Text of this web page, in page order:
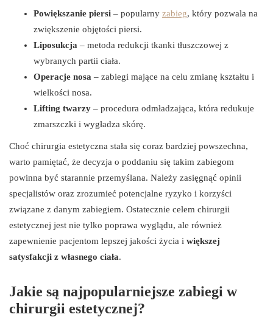
Powiększanie piersi – popularny zabieg, który pozwala na
zwiększenie objętości piersi.
Liposukcja – metoda redukcji tkanki tłuszczowej z
wybranych partii ciała.
Operacje nosa – zabiegi mające na celu zmianę kształtu i
wielkości nosa.
Lifting twarzy – procedura odmładzająca, która redukuje
zmarszczki i wygładza skórę.
Choć chirurgia estetyczna stała się coraz bardziej powszechna,
warto pamiętać, że decyzja o poddaniu się takim zabiegom
powinna być starannie przemyślana. Należy zasięgnąć opinii
specjalistów oraz zrozumieć potencjalne ryzyko i korzyści
związane z danym zabiegiem. Ostatecznie celem chirurgii
estetycznej jest nie tylko poprawa wyglądu, ale również
zapewnienie pacjentom lepszej jakości życia i większej
satysfakcji z własnego ciała.
Jakie są najpopularniejsze zabiegi w
chirurgii estetycznej?